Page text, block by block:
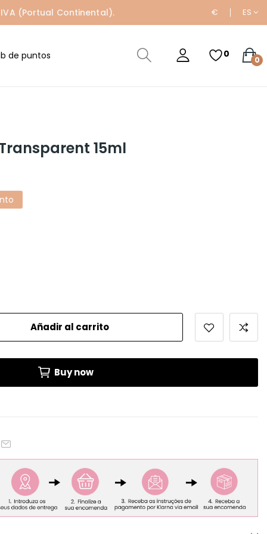
(Portual Continental). € ES
de puntos 0
0
15ml
Añadir al carrito
Buy now